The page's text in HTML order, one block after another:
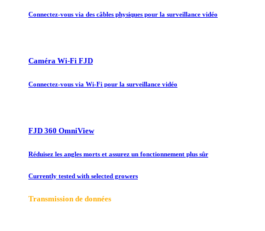
Connectez-vous via des câbles physiques pour la surveillance vidéo
Caméra Wi-Fi FJD
Connectez-vous via Wi-Fi pour la surveillance vidéo
FJD 360 OmniView
Réduisez les angles morts et assurez un fonctionnement plus sûr
Currently tested with selected growers
Transmission de données